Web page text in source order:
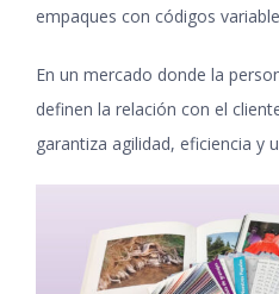
empaques con códigos
En un mercado donde la
definen la relación con el
garantiza agilidad, eficiencia y